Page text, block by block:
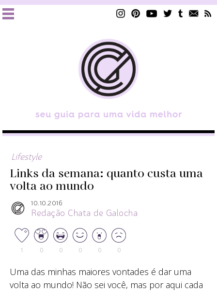
Lifestyle
Links da semana: quanto custa uma
volta ao mundo
10.10.2016
Redação Chata de Galocha
1 0 0 0 0 0
Uma das minhas maiores vontades é dar uma
volta ao mundo! Não sei você, mas por aqui cada